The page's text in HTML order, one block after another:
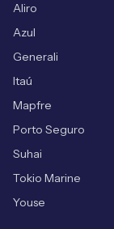
Aliro
Azul
Generali
Itaú
Mapfre
Porto Seguro
Suhai
Tokio Marine
Youse